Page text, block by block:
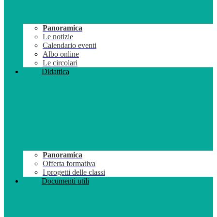
Panoramica
Le notizie
Calendario eventi
Albo online
Le circolari
Didattica
Panoramica
Offerta formativa
I progetti delle classi
Documenti utili